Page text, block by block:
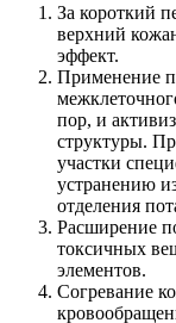
За короткий
верхний
эффект.
Применение
пор, и
структуры.
участки
устранению
отделения
Расширение
токсичных
элементов.
Согревание